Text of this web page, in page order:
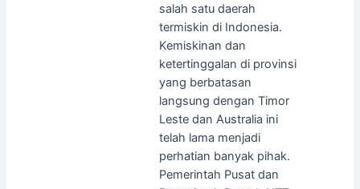
salah satu daerah
termiskin di Indonesia.
Kemiskinan dan
ketertinggalan di provinsi
yang berbatasan
langsung dengan Timor
Leste dan Australia ini
telah lama menjadi
perhatian banyak pihak.
Pemerintah Pusat dan